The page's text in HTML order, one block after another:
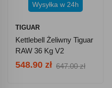
Wysyłka w 24h
TIGUAR
Kettlebell Żeliwny Tiguar
RAW 36 Kg V2
548.90 zł 647.00 zł